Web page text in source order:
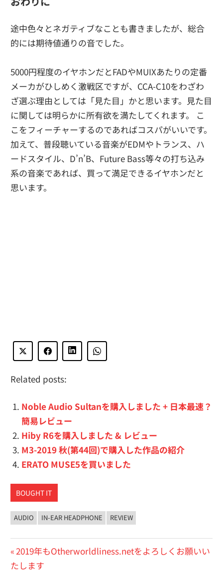
途中色々とネガティブなことも書きましたが、総合
的には期待値通りの音でした。
5000円程度のイヤホンだとFADやMUIXあたりの定番
メーカがひしめく激戦区ですが、CCA-C10をわざわ
ざ選ぶ理由としては「見た目」かと思います。見た目
に関しては明らかに所有欲を満たしてくれます。 こ
こをフィーチャーするのであればコスパがいいです。
加えて、普段聴いている音楽がEDMやトランス、ハ
ードスタイル、D’n’B、Future Bass等々の打ち込み
系の音楽であれば、買って満足できるイヤホンだと
思います。
Related posts:
Noble Audio Sultanを購入しました + 日本最速？
簡易レビュー
Hiby R6を購入しました & レビュー
M3-2019 秋(第44回)で購入した作品の紹介
ERATO MUSE5を買いました
BOUGHT IT
AUDIO IN-EAR HEADPHONE REVIEW
投
前
の
2019年もOtherworldliness.netをよろしくお願いい
たします